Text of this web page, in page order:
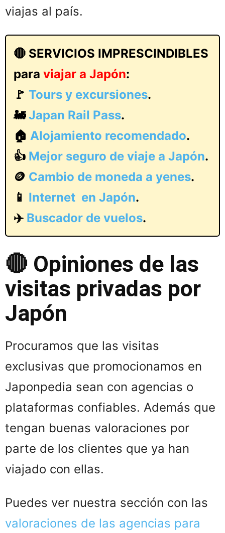
viajas al país.
🔴 SERVICIOS IMPRESCINDIBLES
para viajar a Japón:
🚩 Tours y excursiones.
🚂Japan Rail Pass.
🏠 Alojamiento recomendado.
👍 Mejor seguro de viaje a Japón.
🪙 Cambio de moneda a yenes.
📱 Internet en Japón.
✈️ Buscador de vuelos.
🔴 Opiniones de las
visitas privadas por
Japón
Procuramos que las visitas
exclusivas que promocionamos en
Japonpedia sean con agencias o
plataformas confiables. Además que
tengan buenas valoraciones por
parte de los clientes que ya han
viajado con ellas.
Puedes ver nuestra sección con las
valoraciones de las agencias para